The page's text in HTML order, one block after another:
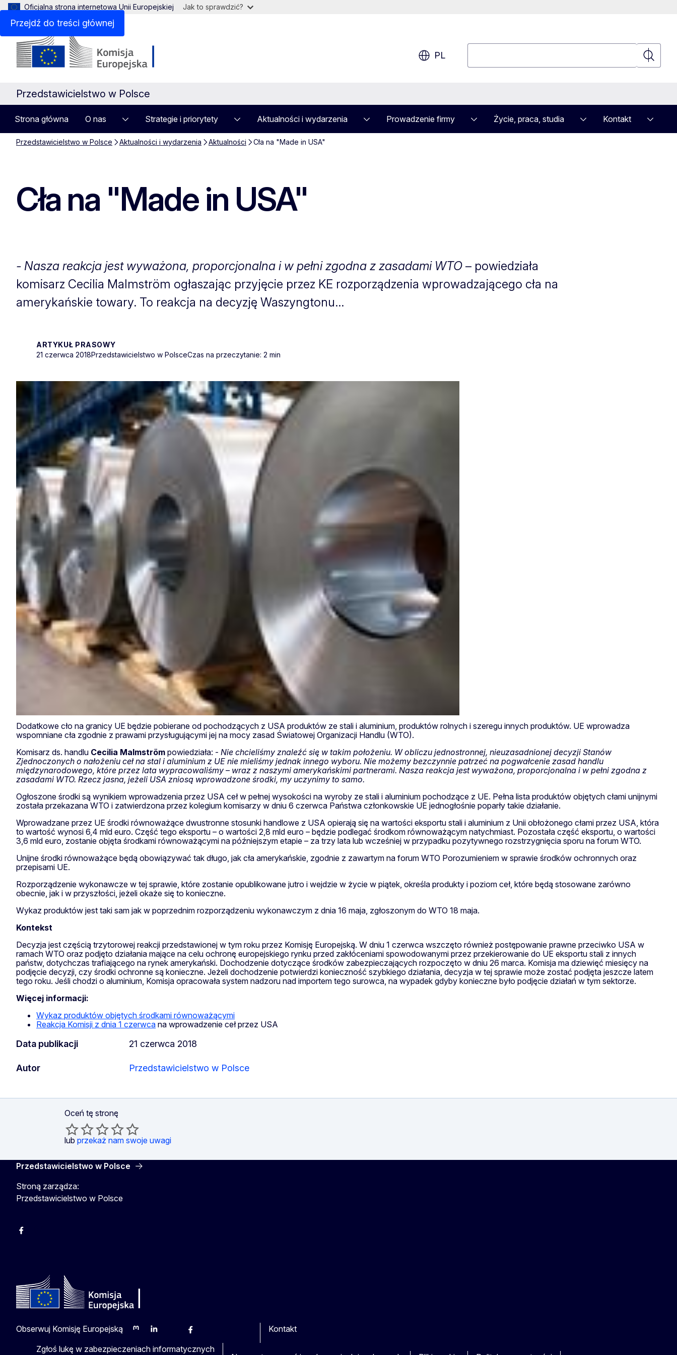
Przejdź do treści głównej
Oficjalna strona internetowa Unii Europejskiej Jak to sprawdzić?
PL
Przedstawicielstwo w Polsce
Strona główna O nas Strategie i priorytety Aktualności i wydarzenia Prowadzenie firmy Życie, praca, studia Kontakt
Przedstawicielstwo w Polsce Aktualności i wydarzenia Aktualności Cła na "Made in USA"
Cła na "Made in USA"
- Nasza reakcja jest wyważona, proporcjonalna i w pełni zgodna z zasadami WTO – powiedziała
komisarz Cecilia Malmström ogłaszając przyjęcie przez KE rozporządzenia wprowadzającego cła na
amerykańskie towary. To reakcja na decyzję Waszyngtonu...
ARTYKUŁ PRASOWY
21 czerwca 2018Przedstawicielstwo w PolsceCzas na przeczytanie: 2 min
Dodatkowe cło na granicy UE będzie pobierane od pochodzących z USA produktów ze stali i aluminium, produktów rolnych i szeregu innych produktów. UE wprowadza
wspomniane cła zgodnie z prawami przysługującymi jej na mocy zasad Światowej Organizacji Handlu (WTO).
Komisarz ds. handlu Cecilia Malmström powiedziała: - Nie chcieliśmy znaleźć się w takim położeniu. W obliczu jednostronnej, nieuzasadnionej decyzji Stanów
Zjednoczonych o nałożeniu ceł na stal i aluminium z UE nie mieliśmy jednak innego wyboru. Nie możemy bezczynnie patrzeć na pogwałcenie zasad handlu
międzynarodowego, które przez lata wypracowaliśmy – wraz z naszymi amerykańskimi partnerami. Nasza reakcja jest wyważona, proporcjonalna i w pełni zgodna z
zasadami WTO. Rzecz jasna, jeżeli USA zniosą wprowadzone środki, my uczynimy to samo.
Ogłoszone środki są wynikiem wprowadzenia przez USA ceł w pełnej wysokości na wyroby ze stali i aluminium pochodzące z UE. Pełna lista produktów objętych cłami unijnymi
została przekazana WTO i zatwierdzona przez kolegium komisarzy w dniu 6 czerwca Państwa członkowskie UE jednogłośnie poparły takie działanie.
Wprowadzane przez UE środki równoważące dwustronne stosunki handlowe z USA opierają się na wartości eksportu stali i aluminium z Unii obłożonego cłami przez USA, która
to wartość wynosi 6,4 mld euro. Część tego eksportu – o wartości 2,8 mld euro – będzie podlegać środkom równoważącym natychmiast. Pozostała część eksportu, o wartości
3,6 mld euro, zostanie objęta środkami równoważącymi na późniejszym etapie – za trzy lata lub wcześniej w przypadku pozytywnego rozstrzygnięcia sporu na forum WTO.
Unijne środki równoważące będą obowiązywać tak długo, jak cła amerykańskie, zgodnie z zawartym na forum WTO Porozumieniem w sprawie środków ochronnych oraz
przepisami UE.
Rozporządzenie wykonawcze w tej sprawie, które zostanie opublikowane jutro i wejdzie w życie w piątek, określa produkty i poziom ceł, które będą stosowane zarówno
obecnie, jak i w przyszłości, jeżeli okaże się to konieczne.
Wykaz produktów jest taki sam jak w poprzednim rozporządzeniu wykonawczym z dnia 16 maja, zgłoszonym do WTO 18 maja.
Kontekst
Decyzja jest częścią trzytorowej reakcji przedstawionej w tym roku przez Komisję Europejską. W dniu 1 czerwca wszczęto również postępowanie prawne przeciwko USA w
ramach WTO oraz podjęto działania mające na celu ochronę europejskiego rynku przed zakłóceniami spowodowanymi przez przekierowanie do UE eksportu stali z innych
państw, dotychczas trafiającego na rynek amerykański. Dochodzenie dotyczące środków zabezpieczających rozpoczęto w dniu 26 marca. Komisja ma dziewięć miesięcy na
podjęcie decyzji, czy środki ochronne są konieczne. Jeżeli dochodzenie potwierdzi konieczność szybkiego działania, decyzja w tej sprawie może zostać podjęta jeszcze latem
tego roku. Jeśli chodzi o aluminium, Komisja opracowała system nadzoru nad importem tego surowca, na wypadek gdyby konieczne było podjęcie działań w tym sektorze.
Więcej informacji:
Wykaz produktów objętych środkami równoważącymi
Reakcja Komisji z dnia 1 czerwca na wprowadzenie ceł przez USA
Data publikacji 21 czerwca 2018
Autor Przedstawicielstwo w Polsce
Oceń tę stronę
lub przekaż nam swoje uwagi
Przedstawicielstwo w Polsce
Stroną zarządza:
Przedstawicielstwo w Polsce
Facebook
Obserwuj Komisję Europejską
MastodonLinkedInBlueskyFacebook
Kontakt
Zgłoś lukę w zabezpieczeniach informatycznych